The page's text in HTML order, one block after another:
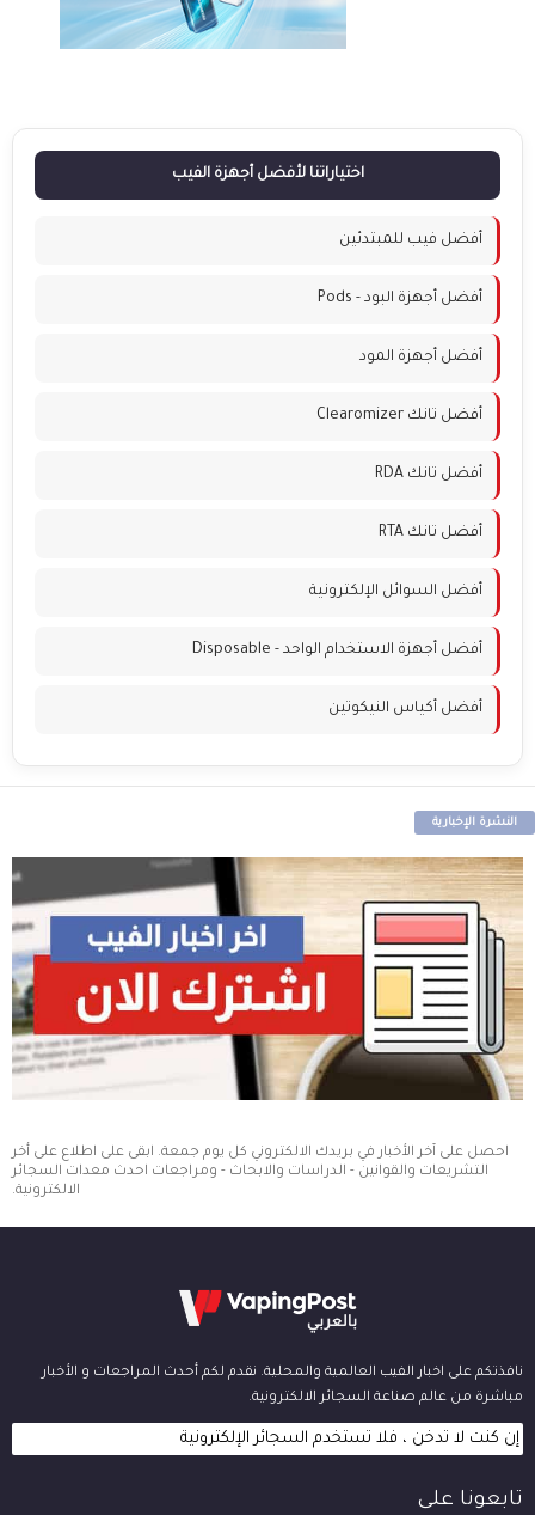
اختياراتنا لأفضل أجهزة الفيب
أفضل فيب للمبتدئين
أفضل أجهزة البود - Pods
أفضل أجهزة المود
أفضل تانك Clearomizer
أفضل تانك RDA
أفضل تانك RTA
أفضل السوائل الإلكترونية
أفضل أجهزة الاستخدام الواحد - Disposable
أفضل أكياس النيكوتين
النشرة الإخبارية
احصل على آخر الأخبار في بريدك الالكتروني كل يوم جمعة. ابقى على اطلاع على أخر
التشريعات والقوانين - الدراسات والابحاث - ومراجعات احدث معدات السجائر
الالكترونية.
نافذتكم على اخبار الفيب العالمية والمحلية. نقدم لكم أحدث المراجعات و الأخبار
مباشرة من عالم صناعة السجائر الالكترونية.
إن كنت لا تدخن ، فلا تستخدم السجائر الإلكترونية
تابعونا على